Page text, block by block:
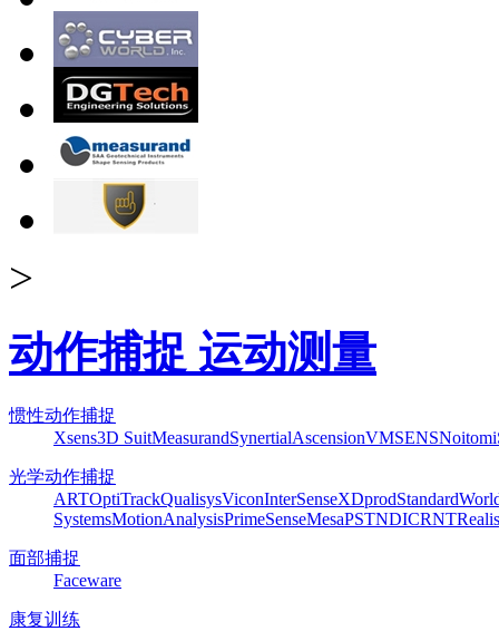
>
动作捕捉 运动测量
惯性动作捕捉
Xsens3D SuitMeasurandSynertialAscensionVMSENSNoitom
光学动作捕捉
ARTOptiTrackQualisysViconInterSenseXDprodStandard
SystemsMotionAnalysisPrimeSenseMesaPSTNDICRNTRealis
面部捕捉
Faceware
康复训练